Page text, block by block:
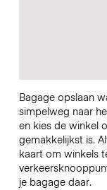
Bagage opslaan
simpelweg naar
en kies de winkel
gemakkelijkst is.
kaart om winkels
je bagage daar.